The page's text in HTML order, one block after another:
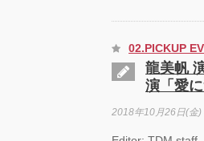
02.PICKUP
龍美帆
演「愛に
2018年10月26日(金)